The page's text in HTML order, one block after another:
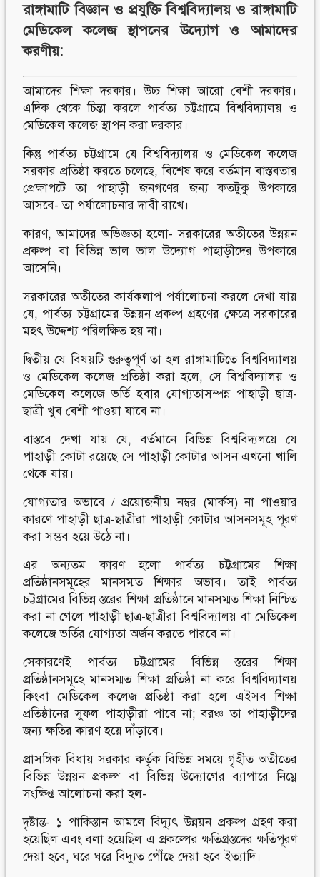
রাঙ্গামাটি বিজ্ঞান ও প্রযুক্তি বিশ্ববিদ্যালয় ও রাঙ্গামাটি
মেডিকেল কলেজ স্থাপনের উদ্যোগ ও আমাদের
করণীয়:
আমাদের শিক্ষা দরকার। উচ্চ শিক্ষা আরো বেশী দরকার।
এদিক থেকে চিন্তা করলে পার্বত্য চট্টগ্রামে বিশ্ববিদ্যালয় ও
মেডিকেল কলেজ স্থাপন করা দরকার।
কিন্তু পার্বত্য চট্টগ্রামে যে বিশ্ববিদ্যালয় ও মেডিকেল কলেজ
সরকার প্রতিষ্ঠা করতে চলেছে, বিশেষ করে বর্তমান বাস্তবতার
প্রেক্ষাপটে তা পাহাড়ী জনগণের জন্য কতটুকু উপকারে
আসবে- তা পর্যালোচনার দাবী রাখে।
কারণ, আমাদের অভিজ্ঞতা হলো- সরকারের অতীতের উন্নয়ন
প্রকল্প বা বিভিন্ন ভাল ভাল উদ্যোগ পাহাড়ীদের উপকারে
আসেনি।
সরকারের অতীতের কার্যকলাপ পর্যালোচনা করলে দেখা যায়
যে, পার্বত্য চট্টগ্রামের উন্নয়ন প্রকল্প গ্রহণের ক্ষেত্রে সরকারের
মহৎ উদ্দেশ্য পরিলক্ষিত হয় না।
দ্বিতীয় যে বিষয়টি গুরুত্বপূর্ণ তা হল রাঙ্গামাটিতে বিশ্ববিদ্যালয়
ও মেডিকেল কলেজ প্রতিষ্ঠা করা হলে, সে বিশ্ববিদ্যালয় ও
মেডিকেল কলেজে ভর্তি হবার যোগ্যতাসম্পন্ন পাহাড়ী ছাত্র-
ছাত্রী খুব বেশী পাওয়া যাবে না।
বাস্তবে দেখা যায় যে, বর্তমানে বিভিন্ন বিশ্ববিদ্যলয়ে যে
পাহাড়ী কোটা রয়েছে সে পাহাড়ী কোটার আসন এখনো খালি
থেকে যায়।
যোগ্যতার অভাবে / প্রয়োজনীয় নম্বর (মার্কস) না পাওয়ার
কারণে পাহাড়ী ছাত্র-ছাত্রীরা পাহাড়ী কোটার আসনসমূহ পূরণ
করা সম্ভব হয়ে উঠে না।
এর অন্যতম কারণ হলো পার্বত্য চট্টগ্রামের শিক্ষা
প্রতিষ্ঠানসমূহের মানসম্মত শিক্ষার অভাব। তাই পার্বত্য
চট্টগ্রামের বিভিন্ন স্তরের শিক্ষা প্রতিষ্ঠানে মানসম্মত শিক্ষা নিশ্চিত
করা না গেলে পাহাড়ী ছাত্র-ছাত্রীরা বিশ্ববিদ্যালয় বা মেডিকেল
কলেজে ভর্তির যোগ্যতা অর্জন করতে পারবে না।
সেকারণেই পার্বত্য চট্টগ্রামের বিভিন্ন স্তরের শিক্ষা
প্রতিষ্ঠানসমূহে মানসম্মত শিক্ষা প্রতিষ্ঠা না করে বিশ্ববিদ্যালয়
কিংবা মেডিকেল কলেজ প্রতিষ্ঠা করা হলে এইসব শিক্ষা
প্রতিষ্ঠানের সুফল পাহাড়ীরা পাবে না; বরঞ্চ তা পাহাড়ীদের
জন্য ক্ষতির কারণ হয়ে দাঁড়াবে।
প্রাসঙ্গিক বিধায় সরকার কর্তৃক বিভিন্ন সময়ে গৃহীত অতীতের
বিভিন্ন উন্নয়ন প্রকল্প বা বিভিন্ন উদ্যোগের ব্যাপারে নিম্নে
সংক্ষিপ্ত আলোচনা করা হল-
দৃষ্টান্ত- ১ পাকিস্তান আমলে বিদ্যুৎ উন্নয়ন প্রকল্প গ্রহণ করা
হয়েছিল এবং বলা হয়েছিল এ প্রকল্পের ক্ষতিগ্রস্তদের ক্ষতিপূরণ
দেয়া হবে, ঘরে ঘরে বিদ্যুত পৌঁছে দেয়া হবে ইত্যাদি।